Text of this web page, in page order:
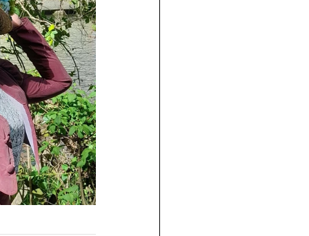
join us
for the
PARTY
Recipe Exchange @ 9pm!